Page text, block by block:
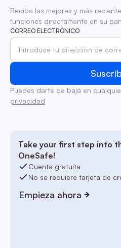
Reciba las mejores y más
funciones directamente en su
CORREO ELECTRÓNICO
Puedes darte de baja en
privacidad
Take your first step into
OneSafe!
Cuenta gratuita
No se requiere tarjeta de
Empieza ahora